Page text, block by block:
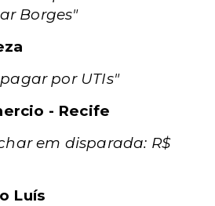
Borges"
por UTIs"
- Recife
em disparada: R$
Luís